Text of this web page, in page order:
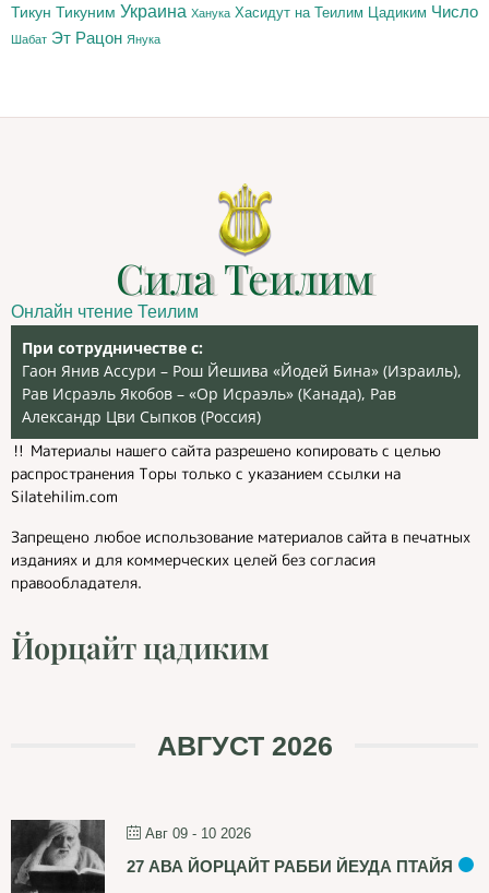
Тикун Тикуним Украина Ханука Хасидут на Теилим Цадиким Число
Шабат Эт Рацон Янука
Сила Теилим
Онлайн чтение Теилим
При сотрудничестве с:
Гаон Янив Ассури – Рош Йешива «Йодей Бина» (Израиль),
Рав Исраэль Якобов – «Ор Исраэль» (Канада), Рав
Александр Цви Сыпков (Россия)
‼️ Материалы нашего сайта разрешено копировать с целью
распространения Торы только с указанием ссылки на
Silatehilim.com
Запрещено любое использование материалов сайта в печатных
изданиях и для коммерческих целей без согласия
правообладателя.
Йорцайт цадиким
АВГУСТ 2026
Авг 09 - 10 2026
27 АВА ЙОРЦАЙТ РАББИ ЙЕУДА ПТАЙЯ